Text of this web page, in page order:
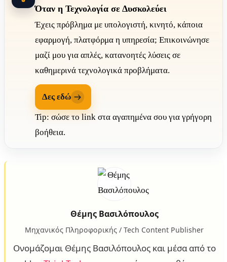
Όταν η Τεχνολογία σε Δυσκολεύει
Έχεις πρόβλημα με υπολογιστή, κινητό, κάποια
εφαρμογή, πλατφόρμα η υπηρεσία; Επικοινώνησε
μαζί μου για απλές, κατανοητές λύσεις σε
καθημερινά τεχνολογικά προβλήματα.
Δες εδώ
Tip: σώσε το link στα αγαπημένα σου για γρήγορη
βοήθεια.
Θέμης Βασιλόπουλος
Μηχανικός Πληροφορικής / Tech Content Publisher
Ονομάζομαι Θέμης Βασιλόπουλος και μέσα από το